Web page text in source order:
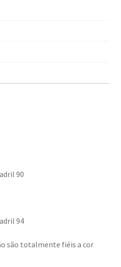
90
94
são totalmente fiéis a cor